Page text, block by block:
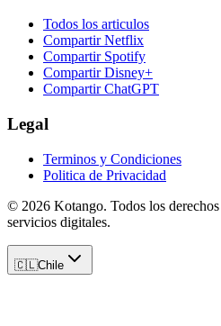
Todos los articulos
Compartir Netflix
Compartir Spotify
Compartir Disney+
Compartir ChatGPT
Legal
Terminos y Condiciones
Politica de Privacidad
© 2026 Kotango. Todos los
servicios digitales.
🇨🇱Chile